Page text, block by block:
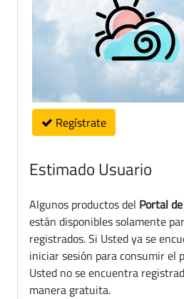
Regístrate
Estimado Usuario
Algunos productos del Portal
están disponibles solamente
registrados. Si Usted ya se
iniciar sesión para consumir el
Usted no se encuentra
manera gratuita.